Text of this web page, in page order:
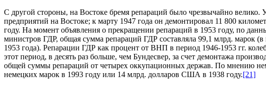
С другой стороны, на Востоке бремя репараций было чрезвычайно
предприятий на Востоке; к марту 1947 года он демонтировал 11 800
году. На момент объявления о прекращении репараций в 1953 году, по
министров ГДР, общая сумма репараций ГДР составляла 99,1 млрд. марок
1953 года). Репарации ГДР как процент от ВНП в период 1946-1953 гг.
этот период, в десять раз больше, чем Бундесвер, за счет демонтажа
общей суммы репараций от четырех оккупационных держав. По мнению
немецких марок в 1993 году или 14 млрд. долларов США в 1938 году.[21]